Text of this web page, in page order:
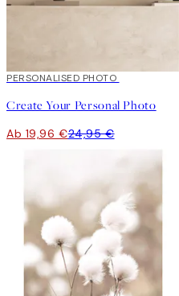
20%*Kunst erstellen
PERSONALISED PHOTO
Create Your Personal Photo
Ab 19,96 €24,95 €